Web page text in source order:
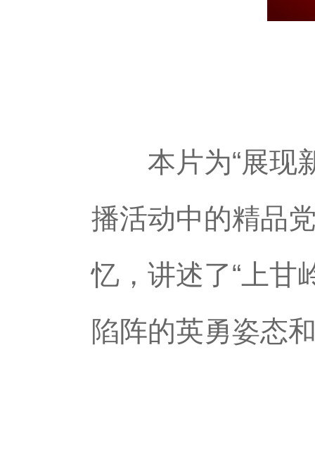
本片为“展现新
播活动中的精品
忆，讲述了“上甘
陷阵的英勇姿态